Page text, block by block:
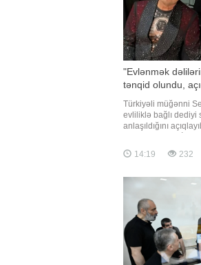
"Evlənmək
tənqid olundu,
Türkiyəli müğənni
evliliklə bağlı dediyi
anlaşıldığını
çərçivəsində konsert
səhnədəki
sözləri tənqid olunub
14:19 232